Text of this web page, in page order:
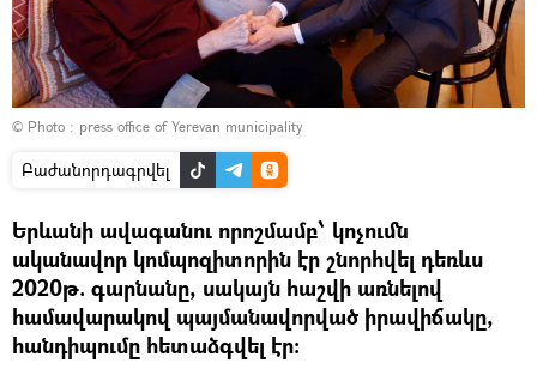
© Photo : press office of Yerevan municipality
Բաժանորդագրվել
Երևանի ավագանու որոշմամբ՝ կոչումն
ականավոր կոմպոզիտորին էր շնորհվել դեռևս
2020թ. գարնանը, սակայն հաշվի առնելով
համավարակով պայմանավորված իրավիճակը,
հանդիպումը հետաձգվել էր: